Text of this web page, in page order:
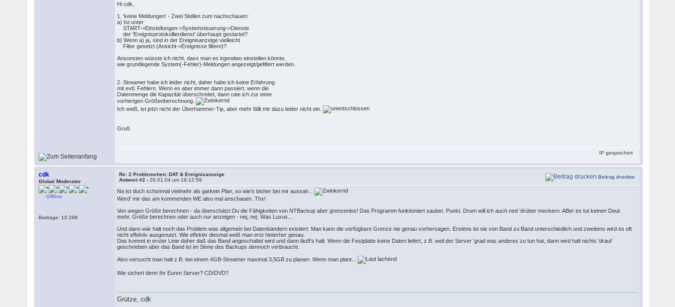
Hi cdk,
1. 'keine Meldungen' - Zwei Stellen zum nachschauen:
a) Ist unter
START->Einstellungen->Systemsteuerung->Dienste
der 'Ereignisprotokollierdienst' überhaupt gestartet?
b) Wenn a) ja, sind in der Ereignisanzeige vielleicht
Filter gesetzt (Ansicht->Ereignisse filtern)?
Ansonsten wüsste ich nicht, dass man es irgendwo einstellen könnte,
wie grundlegende System(-Fehler)-Meldungen angezeigt/gefiltert werden.
2. Streamer habe ich leider nicht, daher habe ich keine Erfahrung
mit evtl. Fehlern. Wenn es aber immer dann passiert, wenn die
Datenmenge die Kapazität überschreitet, dann rate ich zur einer
vorherigen Größenberechnung.
Ich weiß, ist jetzt nicht der Überhammer-Tip, aber mehr fällt mir dazu leider nicht ein.
Gruß
IP gespeichert
cdk
Global Moderator
Offline
Beiträge: 10.299
Re: 2 Problemchen: DAT & Ereignisanzeige
Antwort #2 -26.01.04 um 19:12:59 Beitrag drucken
Na ist doch schonmal vielmehr als garkein Plan, so wie's bisher bei mir aussah...
Werd' mir das am kommenden WE also mal anschauen. Thx!
Von wegen Größe berechnen - da überschätzt Du die Fähigkeiten von NTBackup aber grenzenlos! Das Programm funktioniert sauber. Punkt. Drum will ich auch ned 'drüber meckern. ABer es tut keinen Deut
mehr. Größe berechnen oder auch nur anzeigen - nej, nej. Was Luxus...
Und dann wär halt noch das Problem was allgemein bei Datenbändern existiert: Man kann die verfügbare Grenze nie genau vorhersagen. Erstens ist sie von Band zu Band unterschiedlich und zweitens wird es oft
nicht effektiv ausgenutzt. Wie effektiv diesmal weiß man erst hinterher genau.
Das kommt in erster Linie daher daß das Band angeschaltet wird und dann läuft's halt. Wenn die Festplatte keine Daten liefert, z.B. weil der Server 'grad was anderes zu tun hat, dann wird halt nichts 'drauf
geschrieben aber das Band ist im Sinne des Backups dennoch verbraucht.
Also versucht man halt z.B. bei einem 4GB-Streamer maximal 3,5GB zu planen. Wenn man plant...
Wie sichert denn Ihr Euren Server? CD/DVD?
Grütze, cdk